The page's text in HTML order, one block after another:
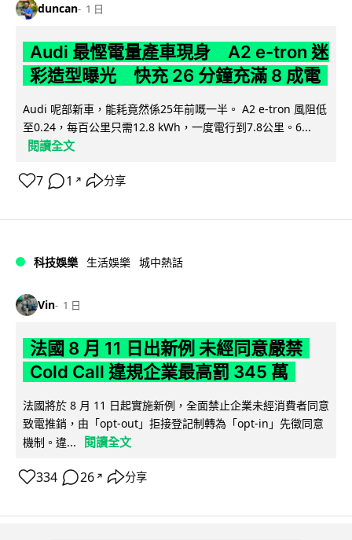
duncan 1 日
Audi 最慳電量產車現身 A2 e-tron 迷
彩造型曝光 快充 26 分鐘充滿 8 成電
Audi 呢部新車，能耗竟然係25年前嘅一半。 A2 e-tron 風阻低
至0.24，每百公里只需12.8 kWh，一度電行到7.8公里。6...
閱讀全文
7 1 ↗ 分享
科技娛樂 生活娛樂 城中熱話
Vin 1 日
法國 8 月 11 日出新例 未經同意嚴禁
Cold Call 違規企業最高罰 345 萬
法國將於 8 月 11 日起實施新例，全面禁止企業未經消費者同意
致電推銷，由「opt-out」拒接登記制轉為「opt-in」先徵同意
機制。違...
閱讀全文
334 26 ↗ 分享